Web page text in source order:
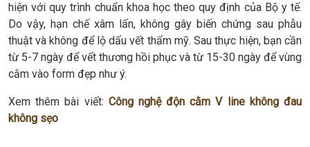
hiện với quy trình chuẩn khoa học theo quy định của Bộ y tế.
Do vậy, hạn chế xâm lấn, không gây biến chứng sau phẫu
thuật và không để lộ dấu vết thẩm mỹ. Sau thực hiện, bạn cần
từ 5-7 ngày để vết thương hồi phục và từ 15-30 ngày để vùng
cằm vào form đẹp như ý.
Xem thêm bài viết: Công nghệ độn cằm V line không đau
không sẹo